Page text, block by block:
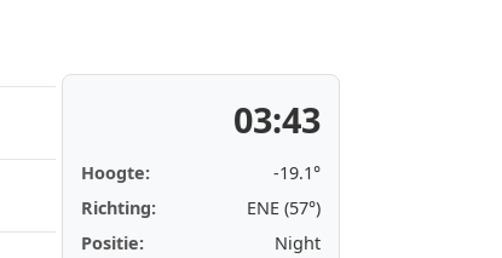
03:43
Hoogte:
-19.1°
Richting:
ENE (57°)
Positie:
Night